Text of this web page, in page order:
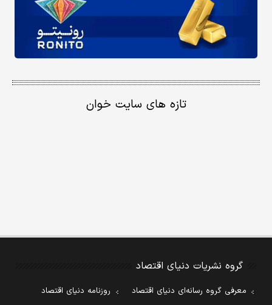
تازه های سایت خوان
گروه نشریات دنیای اقتصاد
معرفی گروه رسانه‌ای دنیای اقتصاد
روزنامه دنیای اقتصاد